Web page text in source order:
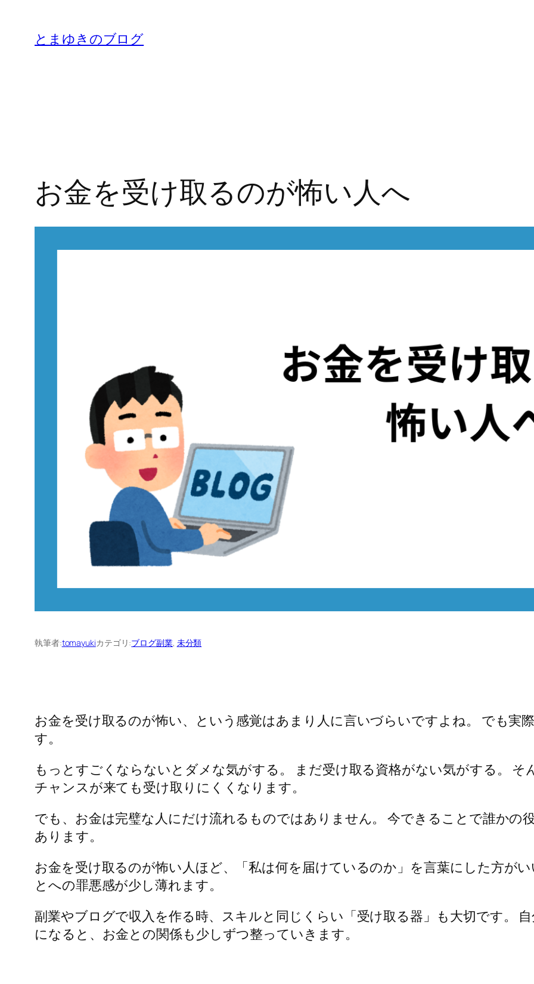
とまゆきのブログ
お金を受け取るのが怖い人へ
執筆者:tomayukiカテゴリ:ブログ副業, 未分類
お金を受け取るのが怖い、という感覚はあまり人に言いづらいですよね。 でも実
す。
もっとすごくならないとダメな気がする。 まだ受け取る資格がない気がする。 そ
チャンスが来ても受け取りにくくなります。
でも、お金は完璧な人にだけ流れるものではありません。 今できることで誰かの
あります。
お金を受け取るのが怖い人ほど、「私は何を届けているのか」を言葉にした方が
とへの罪悪感が少し薄れます。
副業やブログで収入を作る時、スキルと同じくらい「受け取る器」も大切です。
になると、お金との関係も少しずつ整っていきます。